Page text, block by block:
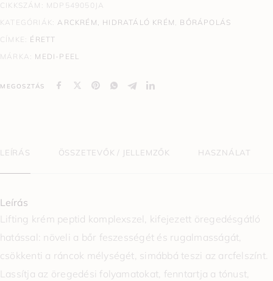
CIKKSZÁM: MDP549050JA
KATEGÓRIÁK:ARCKRÉM, HIDRATÁLÓ KRÉM , BŐRÁPOLÁS
CÍMKE: ÉRETT
MÁRKA: MEDI-PEEL
MEGOSZTÁS
LEÍRÁS ÖSSZETEVŐK / JELLEMZŐK HASZNÁLAT
Leírás
Lifting krém peptid komplexszel, kifejezett öregedésgátló
hatással: növeli a bőr feszességét és rugalmasságát,
csökkenti a ráncok mélységét, simábbá teszi az arcfelszínt.
Lassítja az öregedési folyamatokat, fenntartja a tónust,